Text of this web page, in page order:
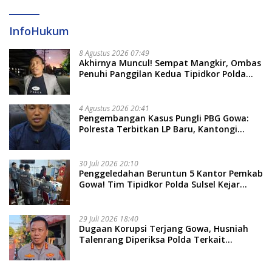
InfoHukum
8 Agustus 2026 07:49
Akhirnya Muncul! Sempat Mangkir, Ombas
Penuhi Panggilan Kedua Tipidkor Polda
4 Agustus 2026 20:41
Pengembangan Kasus Pungli PBG Gowa:
Polresta Terbitkan LP Baru, Kantongi
30 Juli 2026 20:10
Penggeledahan Beruntun 5 Kantor Pemkab
Gowa! Tim Tipidkor Polda Sulsel Kejar
29 Juli 2026 18:40
Dugaan Korupsi Terjang Gowa, Husniah
Talenrang Diperiksa Polda Terkait